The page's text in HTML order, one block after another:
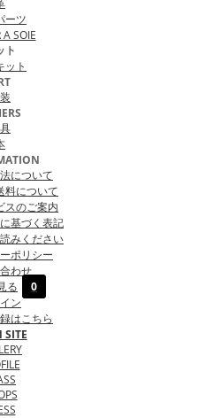
ーツ
A SOIE
ト
ット
について
料について
スのご案内
基づく表記
みください
ポリシー
わせ
る
0
ン
はこちら
SITE